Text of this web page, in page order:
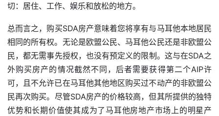
切：居住、工作、娱乐和放松的地方。
总而言之，购买SDA房产意味着您将享有与马耳他本地居民
相同的所有权。无论是欧盟公民、马耳他公民还是非欧盟公
民，都无需事先授权，也没有预定义的限制。这与在SDA之
外购买房产的情况截然不同，后者需要获得第二个AIP许
可，且不允许已在马耳他其他地区购买过不动产的非欧盟公
民再次购买。尽管SDA房产的价格较高，但其所提供的独特
优势和长期价值使其成为了马耳他房地产市场上的明星产